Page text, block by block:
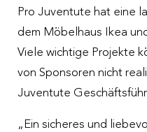
Pro Juventute hat eine
dem Möbelhaus Ikea
Viele wichtige Projekte
von Sponsoren nicht
Juventute
„Ein sicheres und